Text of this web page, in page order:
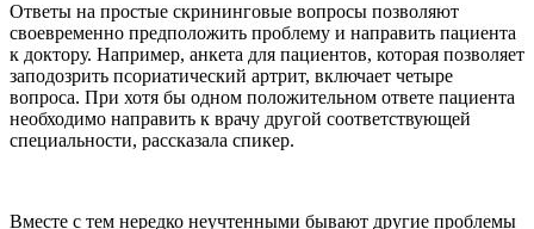
Ответы на простые скрининговые вопросы позволяют
своевременно предположить проблему и направить пациента
к доктору. Например, анкета для пациентов, которая позволяет
заподозрить псориатический артрит, включает четыре
вопроса. При хотя бы одном положительном ответе пациента
необходимо направить к врачу другой соответствующей
специальности, рассказала спикер.
Вместе с тем нередко неучтенными бывают другие проблемы